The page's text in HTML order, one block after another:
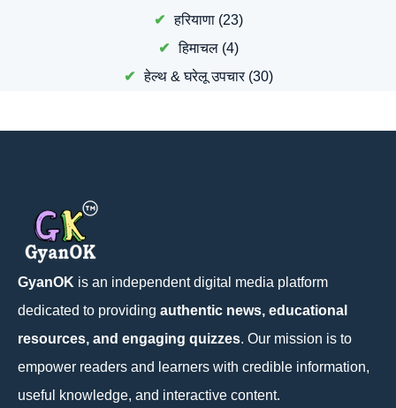
हरियाणा (23)
हिमाचल (4)
हेल्थ & घरेलू उपचार(30)
GyanOK is an independent digital media platform
dedicated to providing authentic news, educational
resources, and engaging quizzes. Our mission is to
empower readers and learners with credible information,
useful knowledge, and interactive content.